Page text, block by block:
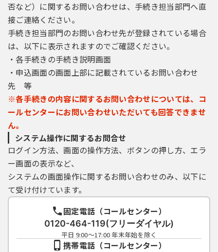
否など）に関するお問い合わせは、手続き担当部門へ直
接ご連絡ください。
手続き担当部門のお問い合わせ先が登録されている場合
は、以下に表示されますのでご確認ください。
・各手続きの手続き説明画面
・申込画面の画面上部に記載されているお問い合わせ
先 等
※各手続きの内容に関するお問い合わせについては、コ
ールセンターにお問い合わせいただいても回答できませ
ん。
システム操作に関するお問合せ
ログイン方法、画面の操作方法、ボタンの押し方、エラ
ー画面の表示など、
システムの画面操作に関するお問い合わせのみ、以下に
て受け付けています。
固定電話（コールセンター）
0120-464-119(フリーダイヤル)
平日 9:00～17:00 年末年始を除く
携帯電話（コールセンター）